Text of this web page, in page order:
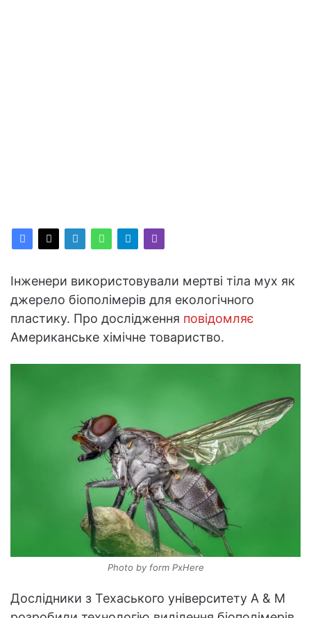
Інженери використовували мертві тіла мух як
джерело біополімерів для екологічного
пластику. Про дослідження повідомляє
Американське хімічне товариство.
Photo by form PxHere
Дослідники з Техаського університету A & M